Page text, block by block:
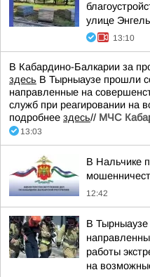
улице
13:10
В Кабардино-Балкарии за
здесь В Тырныаузе прошли
направленные на
служб при реагировании на
подробнее здесь// МЧС
13:03
В Нальчике
12:42
В
работы
на